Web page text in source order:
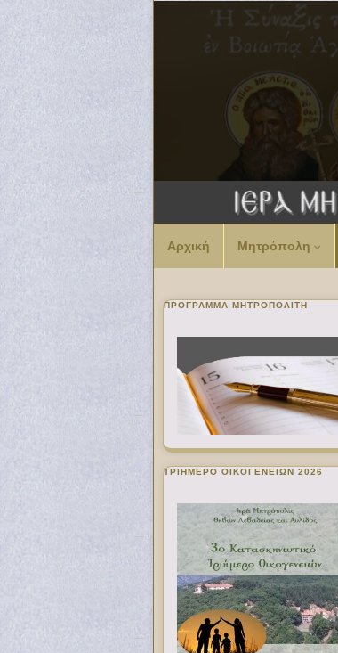
Αρχική Μητρόπολη
ΠΡΌΓΡΑΜΜΑ ΜΗΤΡΟΠΟΛΊΤΗ
ΤΡΙΗΜΕΡΟ ΟΙΚΟΓΕΝΕΙΩΝ 2026